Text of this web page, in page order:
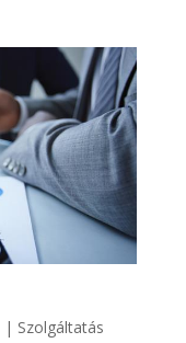
| Szolgáltatás